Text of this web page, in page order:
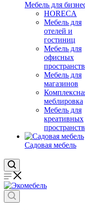
Мебель для
HORECA
Мебель для
отелей и
гостиниц
Мебель для
офисных
пространств
Мебель для
магазинов
меблировка
Мебель для
креативных
пространств
Садовая мебель